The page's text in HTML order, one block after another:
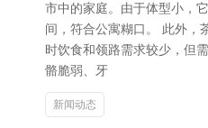
市中的家庭。由于体型小，
间，符合公寓糊口。 此外，
时饮食和领路需求较少，但
骼脆弱、牙
新闻动态